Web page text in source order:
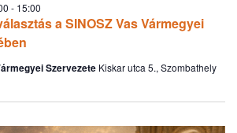
a SINOSZ Vas Vármegyei
- 15:00
Szervezete Kiskar utca 5., Szombathely